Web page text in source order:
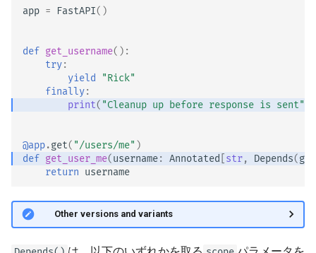
app = FastAPI()
def get_username():
try:
yield
"Rick"
finally:
print( "Cleanup up before response is sent"
@app.get( "/users/me" )
def get_user_me(username: Annotated str, Depends(
return username
🤓 Other versions and variants